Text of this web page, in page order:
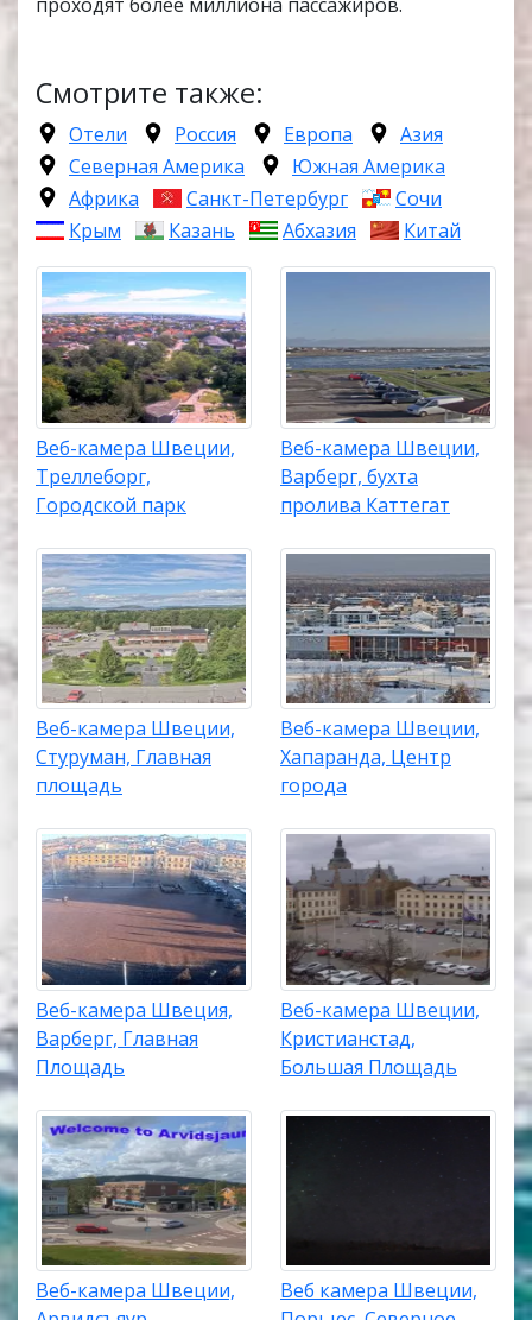
Смотрите также:
Отели Россия Европа
Азия
Северная Америка
Южная Америка
Африка
Санкт-Петербург
Сочи
Крым
Казань Абхазия Китай
Веб-камера Швеции,
Треллеборг,
Городской парк
Веб-камера Швеции,
Варберг, бухта
пролива Каттегат
Веб-камера Швеции,
Стуруман, Главная
площадь
Веб-камера Швеции,
Хапаранда, Центр
города
Веб-камера Швеция,
Варберг, Главная
Площадь
Веб-камера Швеции,
Кристианстад,
Большая Площадь
Веб-камера Швеции,
Веб камера Швеции,